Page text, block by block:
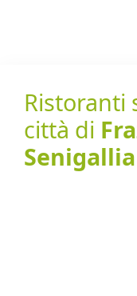
Ristoranti
città di
Senigallia